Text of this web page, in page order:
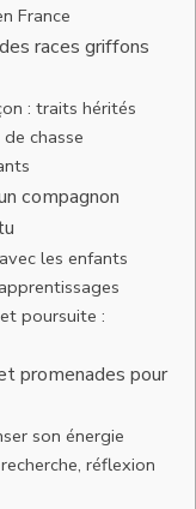
France
races griffons
: traits hérités
chasse
compagnon
les enfants
poursuite :
promenades pour
son énergie
réflexion